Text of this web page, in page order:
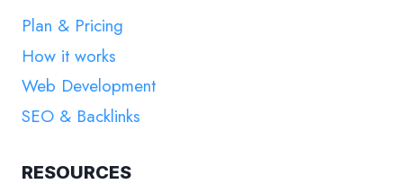
Plan & Pricing
How it works
Web Development
SEO & Backlinks
RESOURCES